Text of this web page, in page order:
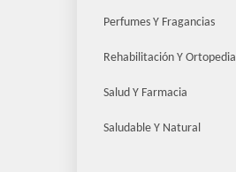
Perfumes Y Fragancias
Rehabilitación Y Ortopedia
Salud Y Farmacia
Saludable Y Natural